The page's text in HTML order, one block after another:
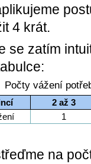
4 krát.
se zatím
Počty vážení
2 až 3
1
na